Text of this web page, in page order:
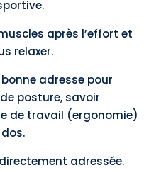
après l’effort et
relaxer.
adresse pour
posture, savoir
de travail (ergonomie)
adressée.